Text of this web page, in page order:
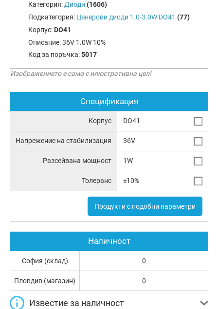
Категория:Диоди (1606)
Подкатегория: Ценерови диоди 1.0-3.0W DO41 (77)
Корпус: DO41
Описание:36V 1.0W 10%
Код за поръчка:5017
Изображението е само с илюстративна цел!
Спецификация
Корпус DO41
Напрежение на стабилизация 36V
Разсейвана мощност 1W
Толеранс ±10%
Продукти с подобни параметри
Наличност
София (склад) 0
Пловдив (магазин) 0
Известие за наличност